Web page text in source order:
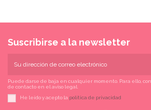
Suscribirse a la newsletter
Puede darse de baja en cualquier momento. Para ello,
de contacto en el aviso legal.
He leído y acepto la política de privacidad